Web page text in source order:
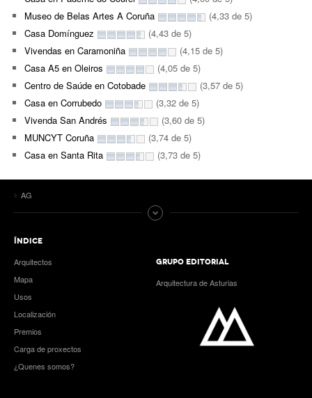
Museo de Belas Artes A Coruña
(4,33 de 5)
Casa Domínguez
(4,43 de 5)
Vivendas en Caramoniña
(4,15 de 5)
Casa A5 en Oleiros
(4,05 de 5)
Centro de Saúde en Cotobade
(3,57 de 5)
Casa en Corrubedo
(3,32 de 5)
Vivenda San Andrés
(3,60 de 5)
MUNCYT Coruña
(3,74 de 5)
Casa en Santa Rita
(3,73 de 5)
AG
ÍNDICE
Arquitectos
Mapa
Usos
Localización
Premios
Carga de proxectos
¿Quenes somos?
GRUPO EDITORIAL
Arquitectura de Asturias